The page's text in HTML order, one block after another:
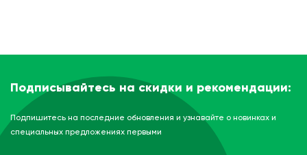
Подписывайтесь на скидки и рекомендации:
Подпишитесь на последние обновления и узнавайте о новинках и
специальных предложениях первыми